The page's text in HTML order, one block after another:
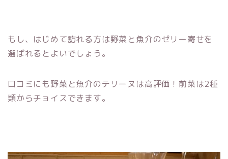
もし、はじめて訪れる方は野菜と魚介のゼリー寄せを
選ばれるとよいでしょう。
口コミにも野菜と魚介のテリーヌは高評価！前菜は2種
類からチョイスできます。